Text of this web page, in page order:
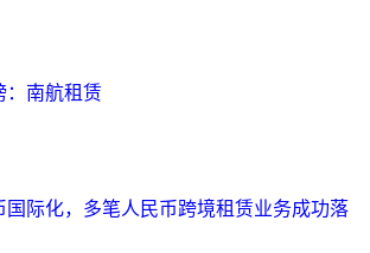
：​南航租赁
际化，多笔人民币跨境租赁业务成功落